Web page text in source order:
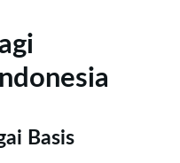
Basis